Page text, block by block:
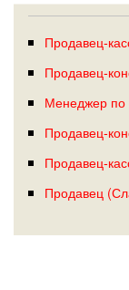
Продавец-
Продавец-
Менеджер по
Продавец-
Продавец-
Продавец